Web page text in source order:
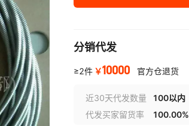
分销代发
≥2件 ￥10000 官方仓退货
近30天代发数量 100以内
代发买家留货率
100.00%